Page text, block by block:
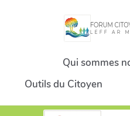
Aller au contenu principal
Qui sommes
Outils du Citoyen